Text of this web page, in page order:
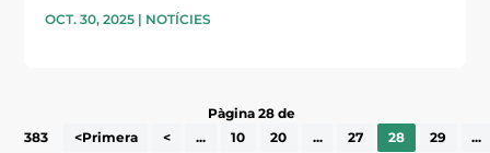
OCT. 30, 2025 | NOTÍCIES
Pàgina 28 de
383
<Primera < ... 10 20 ... 27 28 29 ...